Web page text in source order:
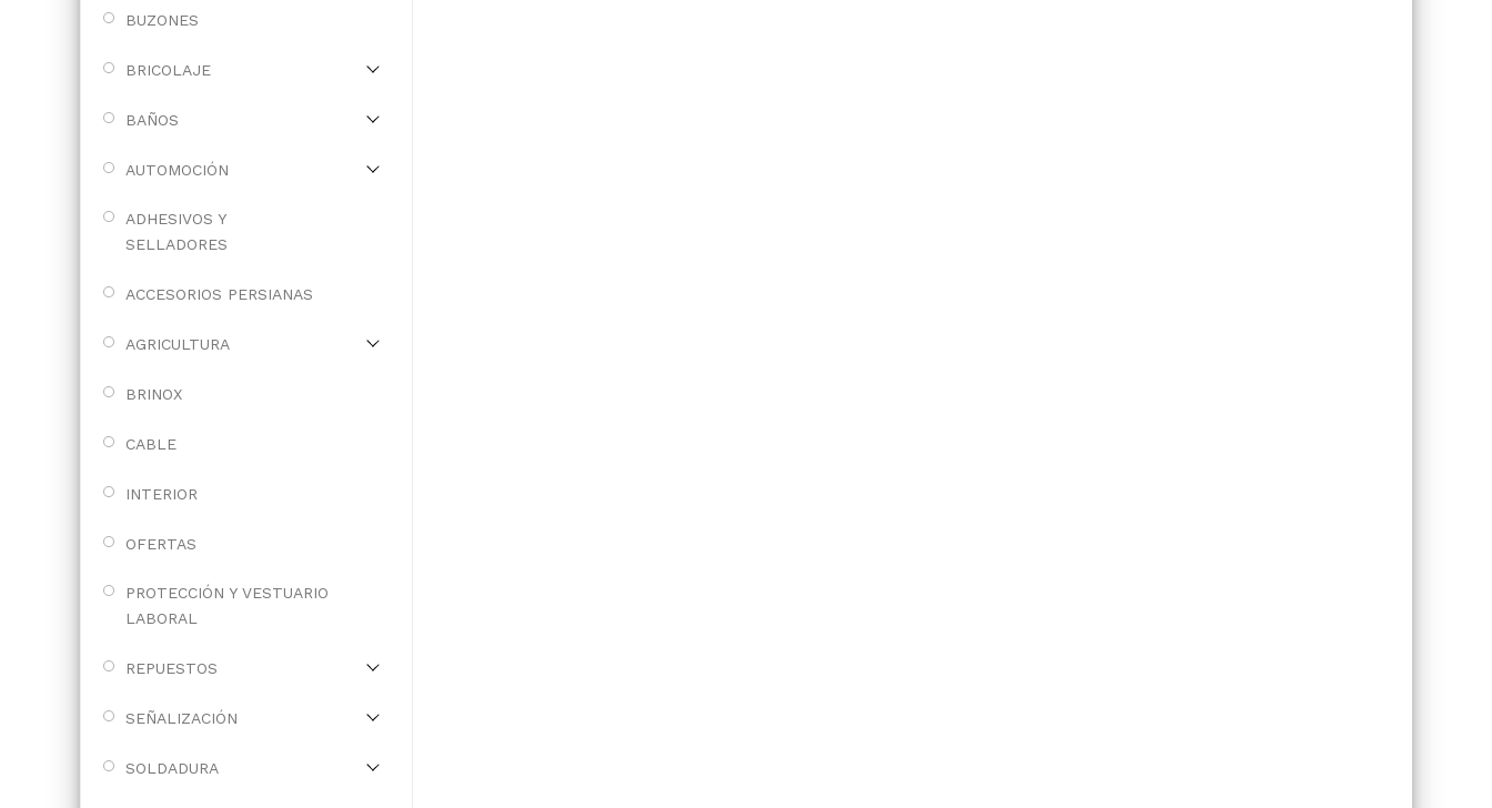
BUZONES
BRICOLAJE
BAÑOS
AUTOMOCIÓN
ADHESIVOS Y
SELLADORES
ACCESORIOS PERSIANAS
AGRICULTURA
BRINOX
CABLE
INTERIOR
OFERTAS
PROTECCIÓN Y VESTUARIO
LABORAL
REPUESTOS
SEÑALIZACIÓN
SOLDADURA